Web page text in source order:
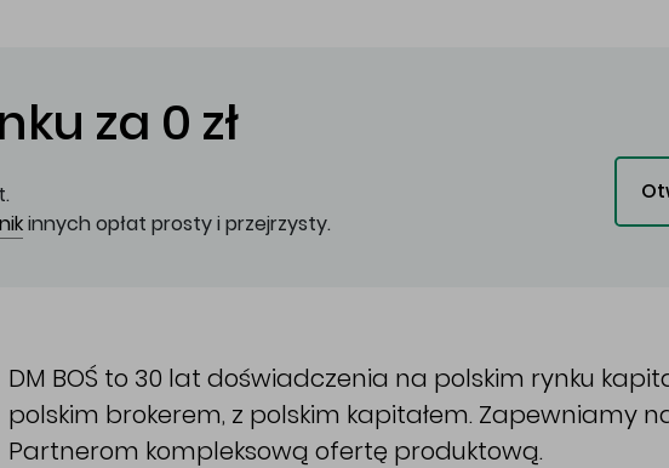
za 0 zł
innych opłat prosty i przejrzysty.
DM BOŚ to 30 lat doświadczenia na polskim rynku
polskim brokerem, z polskim kapitałem. Zapewniamy
Partnerom kompleksową ofertę produktową.